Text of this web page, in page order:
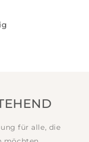
für alle, die